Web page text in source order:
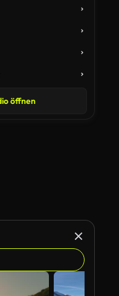
öffnen